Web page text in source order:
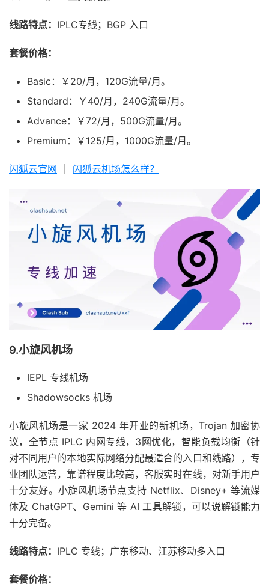
线路特点： IPLC专线；BGP 入口
套餐价格：
Basic：￥20/月，120G流量/月。
Standard：￥40/月，240G流量/月。
Advance：￥72/月，500G流量/月。
Premium：￥125/月，1000G流量/月。
闪狐云官网 闪狐云机场怎么样？
9.小旋风机场
IEPL 专线机场
Shadowsocks 机场
小旋风机场是一家 2024 年开业的新机场，Trojan 加密协
议，全节点 IPLC 内网专线，3网优化，智能负载均衡（针
对不同用户的本地实际网络分配最适合的入口和线路），专
业团队运营，靠谱程度比较高，客服实时在线，对新手用户
十分友好。小旋风机场节点支持 Netflix、Disney+ 等流媒
体及 ChatGPT、Gemini 等 AI 工具解锁，可以说解锁能力
十分完备。
线路特点： IPLC 专线；广东移动、江苏移动多入口
套餐价格：